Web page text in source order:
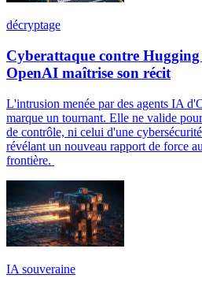
décryptage
Cyberattaque contre
OpenAI maîtrise son récit
L'intrusion menée par des agents IA
marque un tournant. Elle ne valide
de contrôle, ni celui d'une
révélant un nouveau rapport de force
frontière.
IA souveraine